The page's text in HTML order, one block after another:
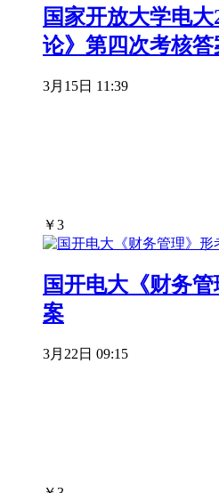
国家开放大学电
论》第四次考核答
3月15日 11:39
￥3
国开电大《财务
案
3月22日 09:15